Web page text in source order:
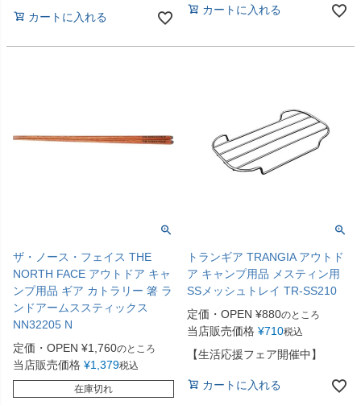
カートに入れる
カートに入れる
ザ・ノース・フェイス THE
NORTH FACE アウトドア キャ
ンプ用品 ギア カトラリー 箸 ラ
ンドアームススティックス
NN32205 N
定価・OPEN ¥1,760のところ
当店販売価格 ¥1,379税込
在庫切れ
トランギア TRANGIA アウトド
ア キャンプ用品 メスティン用
SSメッシュトレイ TR-SS210
定価・OPEN ¥880のところ
当店販売価格 ¥710税込
【生活応援フェア開催中】
カートに入れる